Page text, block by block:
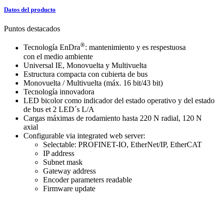
Datos del producto
Puntos destacados
Tecnología EnDra®: mantenimiento y es respestuosa
con el medio ambiente
Universal IE, Monovuelta y Multivuelta
Estructura compacta con cubierta de bus
Monovuelta / Multivuelta (máx. 16 bit/43 bit)
Tecnología innovadora
LED bicolor como indicador del estado operativo y del estado
de bus et 2 LED´s L/A
Cargas máximas de rodamiento hasta 220 N radial, 120 N
axial
Configurable via integrated web server:
Selectable: PROFINET-IO, EtherNet/IP, EtherCAT
IP address
Subnet mask
Gateway address
Encoder parameters readable
Firmware update